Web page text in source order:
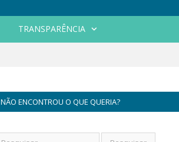
TRANSPARÊNCIA
NÃO ENCONTROU O QUE QUERIA?